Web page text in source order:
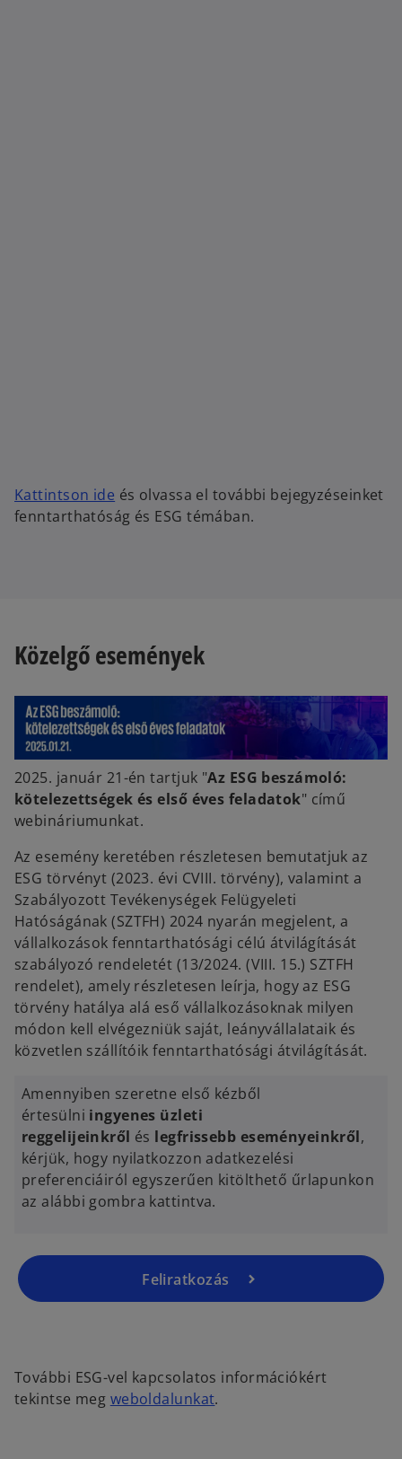
Kattintson ide o
p
n
w
t
b
és olvassa el további bejegyzéseinket
fenntarthatóság és ESG témában.
Közelgő események
2025. január 21-én tartjuk "Az ESG beszámoló:
kötelezettségek és első éves feladatok" című
webináriumunkat.
Az esemény keretében részletesen bemutatjuk az
ESG törvényt (2023. évi CVIII. törvény), valamint a
Szabályozott Tevékenységek Felügyeleti
Hatóságának (SZTFH) 2024 nyarán megjelent, a
vállalkozások fenntarthatósági célú átvilágítását
szabályozó rendeletét (13/2024. (VIII. 15.) SZTFH
rendelet), amely részletesen leírja, hogy az ESG
törvény hatálya alá eső vállalkozásoknak milyen
módon kell elvégezniük saját, leányvállalataik és
közvetlen szállítóik fenntarthatósági átvilágítását.
Amennyiben szeretne első kézből
értesülni ingyenes üzleti
reggelijeinkről és legfrissebb eseményeinkről,
kérjük, hogy nyilatkozzon adatkezelési
preferenciáiról egyszerűen kitölthető űrlapunkon
az alábbi gombra kattintva.
Feliratkozás
p
e
n
n
n
a
További ESG-vel kapcsolatos információkért
tekintse meg weboldalunkat.